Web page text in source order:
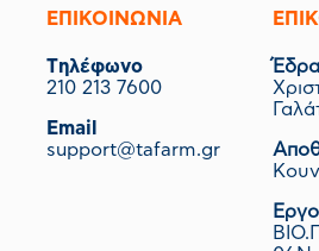
ΕΠΙΚΟΙΝΩΝΙΑ
Tηλέφωνο
210 213 7600
Email
support@tafarm.gr